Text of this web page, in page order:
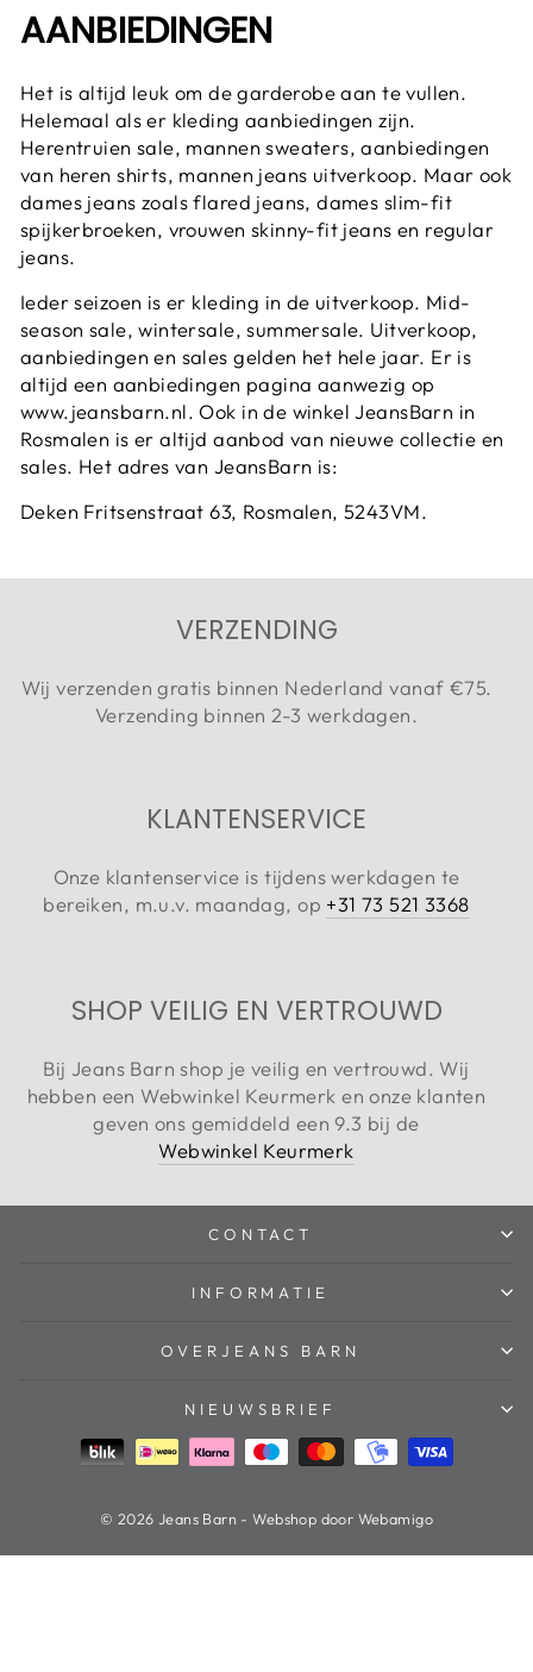
AANBIEDINGEN
Het is altijd leuk om de garderobe aan te vullen.
Helemaal als er kleding aanbiedingen zijn.
Herentruien sale, mannen sweaters, aanbiedingen
van heren shirts, mannen jeans uitverkoop. Maar ook
dames jeans zoals flared jeans, dames slim-fit
spijkerbroeken, vrouwen skinny-fit jeans en regular
jeans.
Ieder seizoen is er kleding in de uitverkoop. Mid-
season sale, wintersale, summersale. Uitverkoop,
aanbiedingen en sales gelden het hele jaar. Er is
altijd een aanbiedingen pagina aanwezig op
www.jeansbarn.nl. Ook in de winkel JeansBarn in
Rosmalen is er altijd aanbod van nieuwe collectie en
sales. Het adres van JeansBarn is:
Deken Fritsenstraat 63, Rosmalen, 5243VM.
VERZENDING
Wij verzenden gratis binnen Nederland vanaf €75.
Verzending binnen 2-3 werkdagen.
KLANTENSERVICE
Onze klantenservice is tijdens werkdagen te
bereiken, m.u.v. maandag, op +31 73 521 3368
SHOP VEILIG EN VERTROUWD
Bij Jeans Barn shop je veilig en vertrouwd. Wij
hebben een Webwinkel Keurmerk en onze klanten
geven ons gemiddeld een 9.3 bij de
Webwinkel Keurmerk
CONTACT
INFORMATIE
OVERJEANS BARN
NIEUWSBRIEF
© 2026 Jeans Barn - Webshop door Webamigo